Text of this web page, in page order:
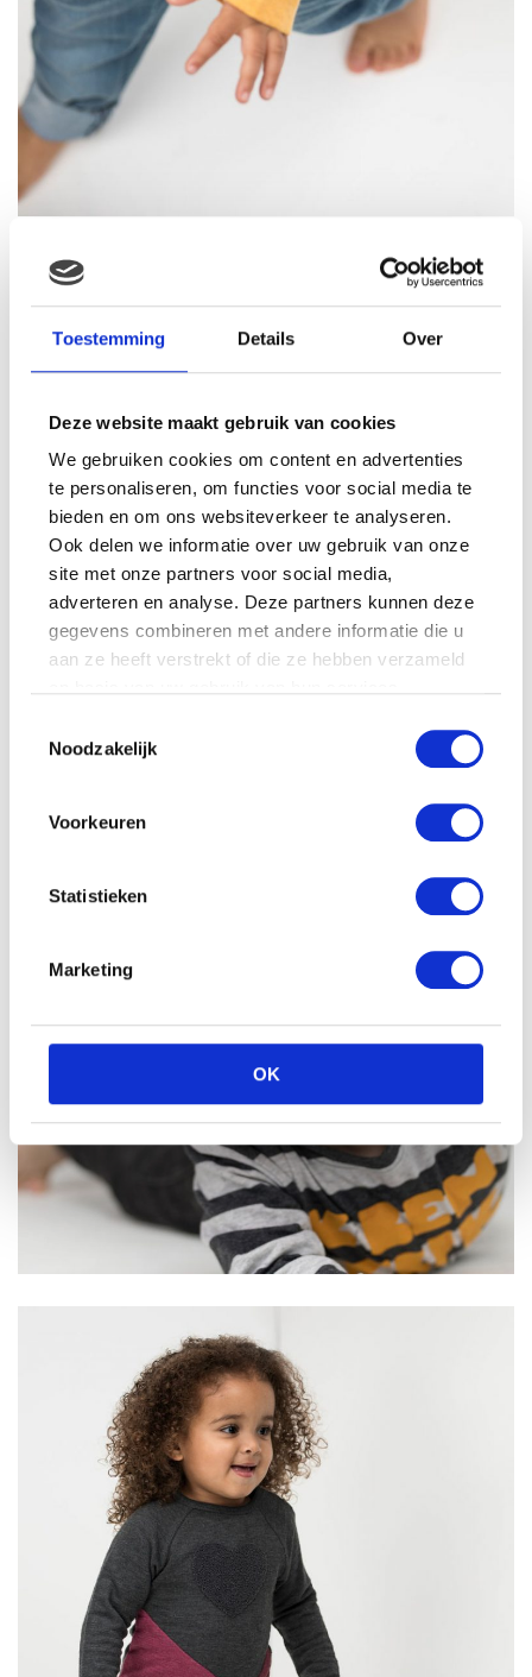
Toestemming Details Over
Deze website maakt gebruik van cookies
We gebruiken cookies om content en advertenties
te personaliseren, om functies voor social media te
bieden en om ons websiteverkeer te analyseren.
Ook delen we informatie over uw gebruik van onze
site met onze partners voor social media,
adverteren en analyse. Deze partners kunnen deze
gegevens combineren met andere informatie die u
aan ze heeft verstrekt of die ze hebben verzameld
Noodzakelijk
Voorkeuren
Statistieken
Marketing
OK